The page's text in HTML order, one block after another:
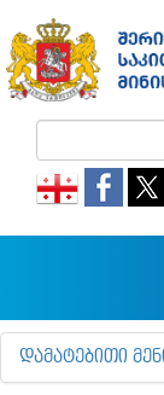
ᲓᲐᲛᲐᲢᲔᲑᲘᲗᲘ